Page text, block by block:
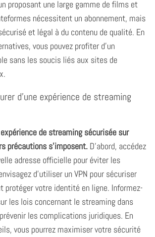
proposant une large gamme de films et
nécessitent un abonnement, mais
et légal à du contenu de qualité. En
vous pouvez profiter d’un
sans les soucis liés aux sites de
d’une expérience de streaming
de streaming sécurisée sur
précautions s’imposent.D’abord, accédez
adresse officielle pour éviter les
d’utiliser un VPN pour sécuriser
protéger votre identité en ligne. Informez-
les lois concernant le streaming dans
les complications juridiques. En
vous pourrez maximiser votre sécurité